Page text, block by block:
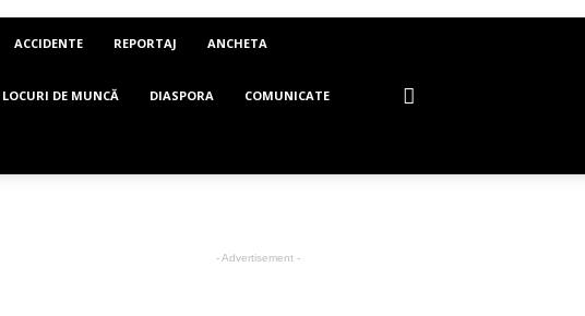
ACCIDENTE REPORTAJ ANCHETA
LOCURI DE MUNCĂ DIASPORA COMUNICATE
- Advertisement -